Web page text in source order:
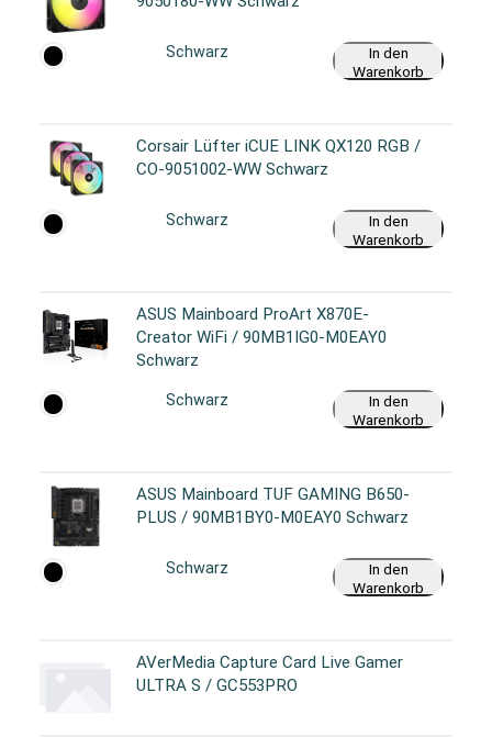
Schwarz
In den
Warenkorb
Corsair Lüfter iCUE LINK QX120 RGB /
CO-9051002-WW Schwarz
Schwarz
In den
Warenkorb
ASUS Mainboard ProArt X870E-
Creator WiFi / 90MB1IG0-M0EAY0
Schwarz
Schwarz
In den
Warenkorb
ASUS Mainboard TUF GAMING B650-
PLUS / 90MB1BY0-M0EAY0 Schwarz
Schwarz
In den
Warenkorb
AVerMedia Capture Card Live Gamer
ULTRA S / GC553PRO